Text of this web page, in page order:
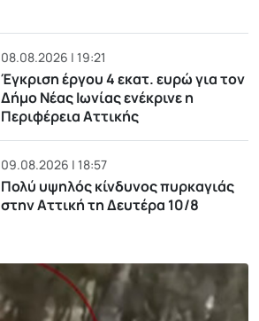
08.08.2026 | 19:21
Έγκριση έργου 4 εκατ. ευρώ για τον
Δήμο Νέας Ιωνίας ενέκρινε η
Περιφέρεια Αττικής
09.08.2026 | 18:57
Πολύ υψηλός κίνδυνος πυρκαγιάς
στην Αττική τη Δευτέρα 10/8